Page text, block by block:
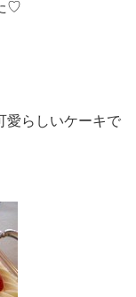
♡
愛らしいケーキで